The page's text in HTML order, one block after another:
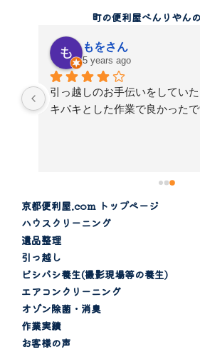
町の便利屋べんりやん
もをさん
5 years ago
引っ越しのお手伝いをしてい
キパキとした作業で良かったで
京都便利屋.com トップページ
ハウスクリーニング
遺品整理
引っ越し
ビシバシ養生(撮影現場等の養生)
エアコンクリーニング
オゾン除菌・消臭
作業実績
お客様の声